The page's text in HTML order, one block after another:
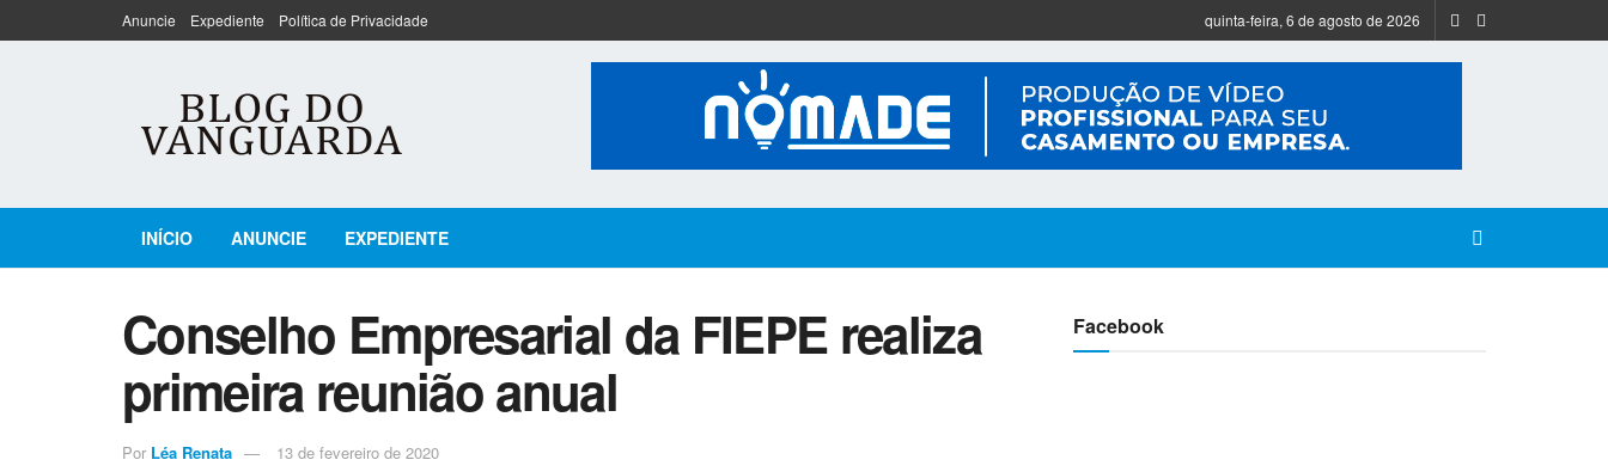
Anuncie Expediente Política de Privacidade quinta-feira, 6 de agosto de 2026
INÍCIO ANUNCIE EXPEDIENTE
Conselho Empresarial da FIEPE realiza
primeira reunião anual
Por Léa Renata 13 de fevereiro de 2020
Facebook